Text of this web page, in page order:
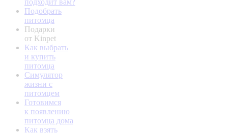
подходит вам?
Подобрать
питомца
Подарки
от Kinpet
Как выбрать
и купить
питомца
Симулятор
жизни с
питомцем
Готовимся
к появлению
питомца дома
Как взять